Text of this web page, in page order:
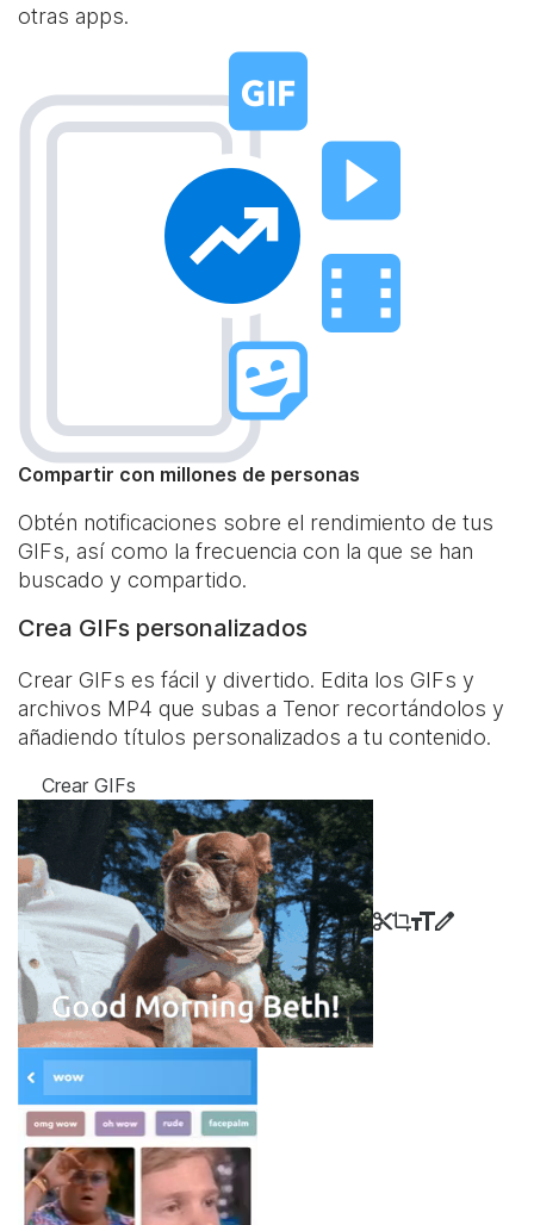
otras apps.
Compartir con millones de personas
Obtén notificaciones sobre el rendimiento de tus
GIFs, así como la frecuencia con la que se han
buscado y compartido.
Crea GIFs personalizados
Crear GIFs es fácil y divertido. Edita los GIFs y
archivos MP4 que subas a Tenor recortándolos y
añadiendo títulos personalizados a tu contenido.
Crear GIFs